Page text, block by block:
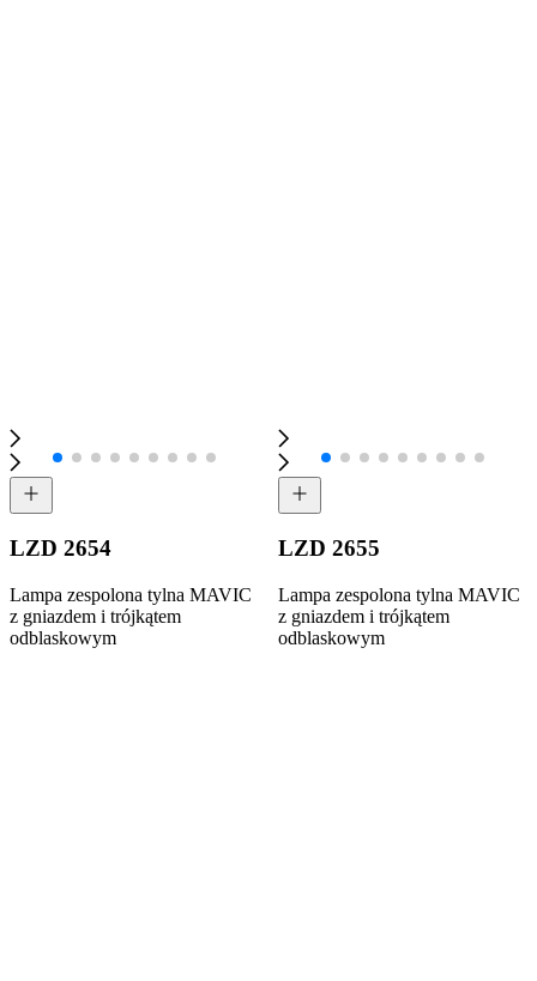
LZD 2654
Lampa zespolona tylna MAVIC
z gniazdem i trójkątem
odblaskowym
LZD 2655
Lampa zespolona tylna MAVIC
z gniazdem i trójkątem
odblaskowym